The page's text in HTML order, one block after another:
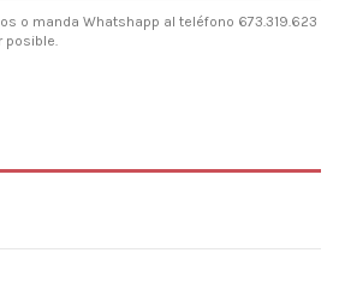
o manda Whatshapp al teléfono 673.319.623